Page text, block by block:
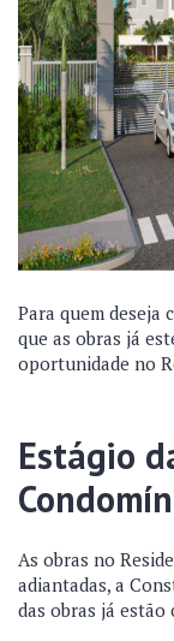
Para quem deseja
que as obras já
oportunidade no
Estágio
As obras no
adiantadas, a
das obras já estão